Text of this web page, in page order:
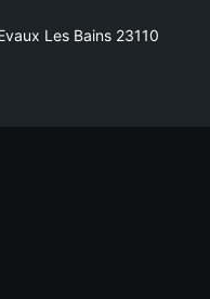
Les Bains 23110